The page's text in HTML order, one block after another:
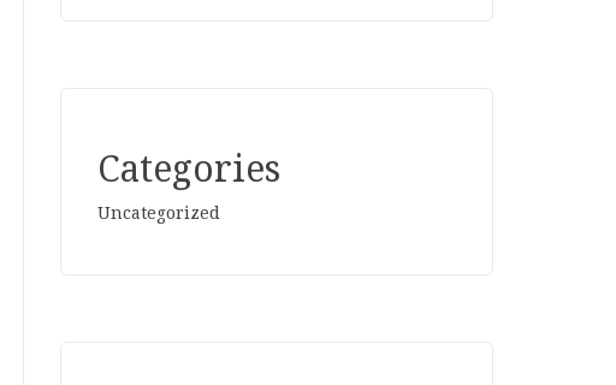
Categories
Uncategorized